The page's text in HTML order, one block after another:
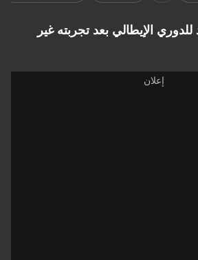
الإيطالي بعد تجربته غير